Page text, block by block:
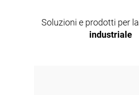
Soluzioni e prodotti per la
industriale